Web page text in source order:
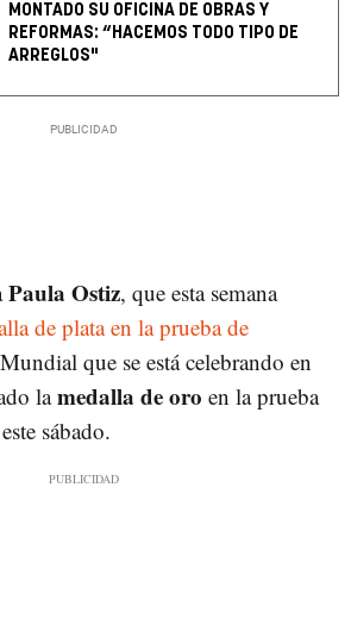
MONTADO SU OFICINA DE OBRAS Y
REFORMAS: “HACEMOS TODO TIPO DE
ARREGLOS"
Paula Ostiz, que esta semana
de plata en la prueba de
que se está celebrando en
lamedalla de oro en la prueba
sábado.